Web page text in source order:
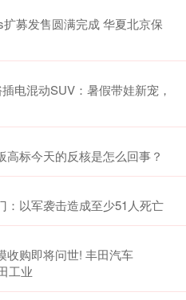
募发售圆满完成 华夏北京保
电混动SUV：暑假带娃新宠，
标今天的反核是怎么回事？
：以军袭击造成至少51人死亡
收购即将问世! 丰田汽车
工业